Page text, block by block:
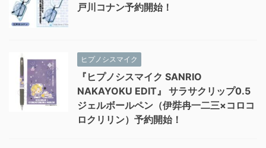
戸川コナン予約開始！
ヒプノシスマイク
『ヒプノシスマイク SANRIO
NAKAYOKU EDIT』 サラサクリップ0.5
ジェルボールペン（伊弉冉一二三×コロコ
ロクリリン）予約開始！